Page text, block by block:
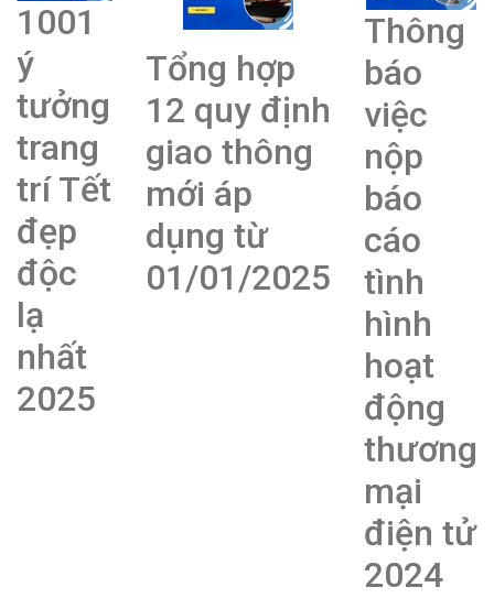
1001
ý
tưởng
trang
trí Tết
đẹp
độc
lạ
nhất
2025
Tổng hợp
12 quy định
giao thông
mới áp
dụng từ
01/01/2025
Thông
báo
việc
nộp
báo
cáo
tình
hình
hoạt
động
thương
mại
điện tử
2024